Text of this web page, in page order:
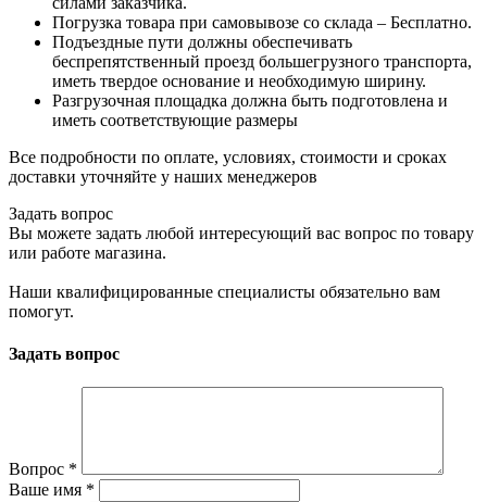
Погрузка товара при самовывозе со склада – Бесплатно.
Подъездные пути должны обеспечивать
беспрепятственный проезд большегрузного транспорта,
иметь твердое основание и необходимую ширину.
Разгрузочная площадка должна быть подготовлена и
иметь соответствующие размеры
Все подробности по оплате, условиях, стоимости и сроках
доставки уточняйте у наших менеджеров
Задать вопрос
Вы можете задать любой интересующий вас вопрос по товару
или работе магазина.
Наши квалифицированные специалисты обязательно вам
помогут.
Задать вопрос
Вопрос *
Ваше имя *